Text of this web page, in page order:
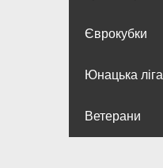
Єврокубки
Юнацька ліга
Ветерани